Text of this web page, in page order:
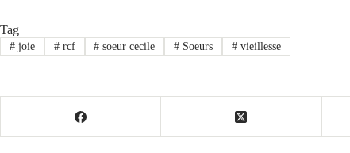
Tag
#joie #rcf # soeur cecile # Soeurs # vieillesse